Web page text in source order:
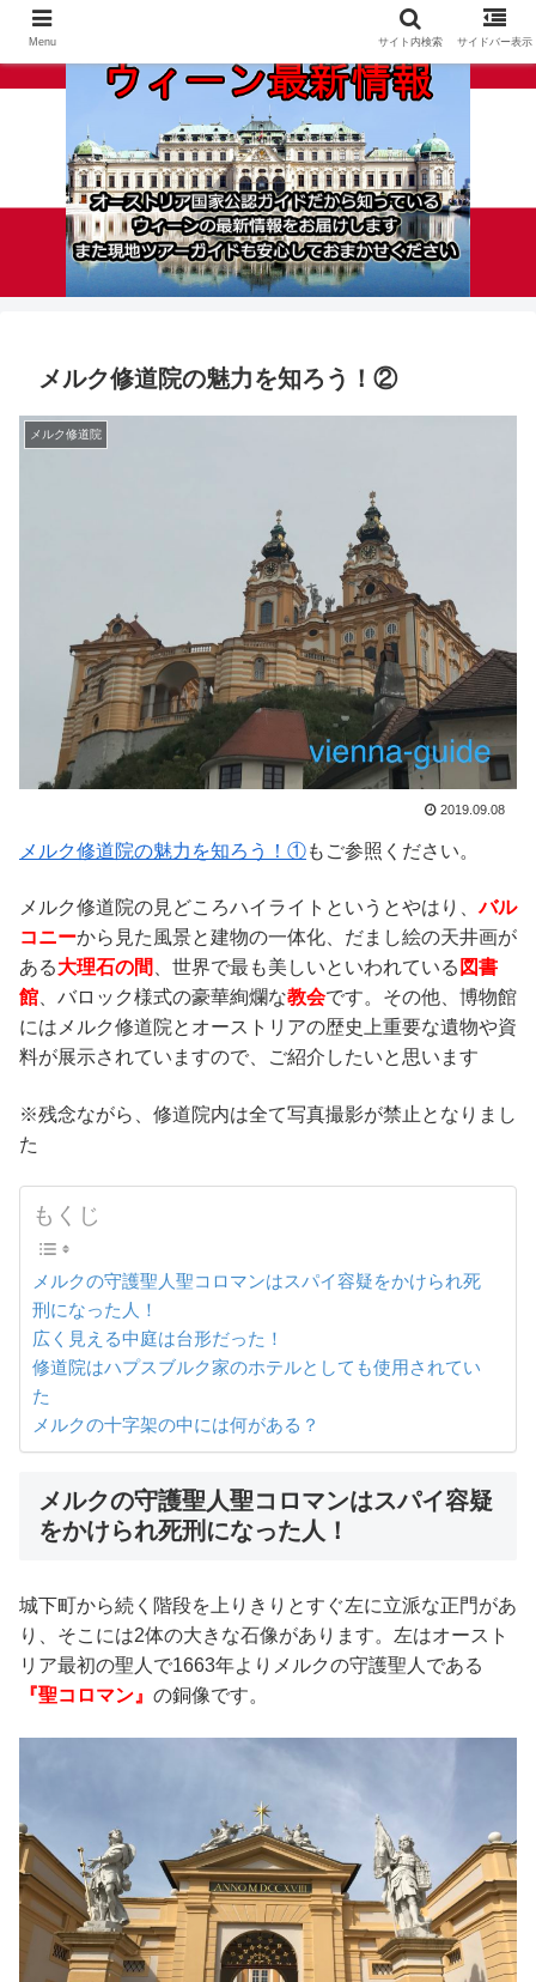
メルク修道院の魅力を知ろう！②
メルク修道院
2019.09.08
メルク修道院の魅力を知ろう！①もご参照ください。
メルク修道院の見どころハイライトというとやはり、バル
コニーから見た風景と建物の一体化、だまし絵の天井画が
ある大理石の間 、世界で最も美しいといわれている 図書
館 、バロック様式の豪華絢爛な教会です。その他、博物館
にはメルク修道院とオーストリアの歴史上重要な遺物や資
料が展示されていますので、ご紹介したいと思います
※残念ながら、修道院内は全て写真撮影が禁止となりまし
た
もくじ
メルクの守護聖人聖コロマンはスパイ容疑をかけられ死
刑になった人！
広く見える中庭は台形だった！
修道院はハプスブルク家のホテルとしても使用されてい
た
メルクの十字架の中には何がある？
メルクの守護聖人聖コロマンはスパイ容疑
をかけられ死刑になった人！
城下町から続く階段を上りきりとすぐ左に立派な正門があ
り、そこには2体の大きな石像があります。左はオースト
リア最初の聖人で1663年よりメルクの守護聖人である
『聖コロマン』 の銅像です。
Menu サイト内検索 サイドバー表示